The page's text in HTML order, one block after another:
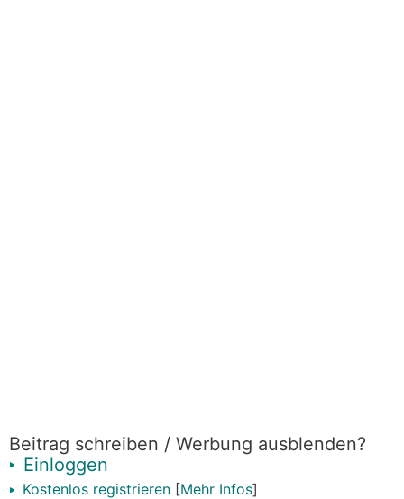
Beitrag schreiben / Werbung ausblenden?
Einloggen
Kostenlos registrieren [Mehr Infos]